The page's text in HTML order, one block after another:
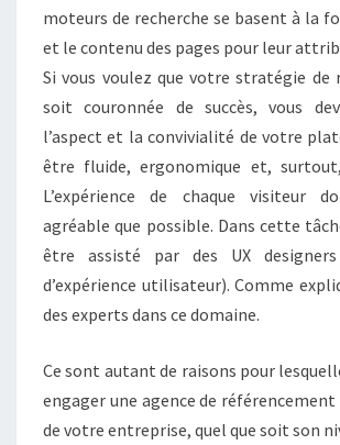
moteurs de recherche se basent à la
et le contenu des pages pour leur
Si vous voulez que votre stratégie de
soit couronnée de succès, vous
l’aspect et la convivialité de votre
être fluide, ergonomique et,
L’expérience de chaque visiteur
agréable que possible. Dans cette
être assisté par des UX designers
d’expérience utilisateur). Comme
des experts dans ce domaine.
Ce sont autant de raisons pour
engager une agence de référencement
de votre entreprise, quel que soit son